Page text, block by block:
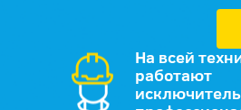
На всей
работают